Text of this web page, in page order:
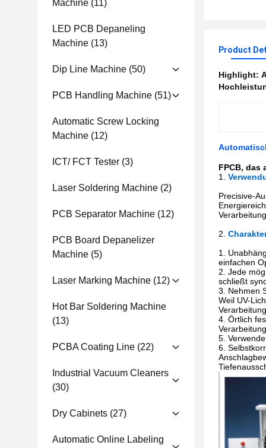
Machine (11)
LED PCB Depaneling
Machine (13)
Dip Line Machine (50)
PCB Handling Machine (51)
Automatic Screw Locking
Machine (12)
ICT/ FCT Tester (3)
Laser Soldering Machine (2)
PCB Separator Machine (12)
PCB Board Depanelizer
Machine (5)
Laser Marking Machine (12)
Hot Bar Soldering Machine
(13)
PCBA Coating Line (22)
Industrial Vacuum Cleaners
(30)
Dry Cabinets (27)
Automatic Online Labeling
Product
Highlight:
FPCB,
1.
Precisive-
2.
1.
einfachen
2. Jede
schließt
3. Nehmen
Weil UV-
4. Örtlich
5.
6.